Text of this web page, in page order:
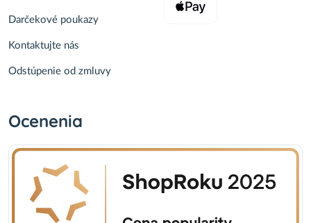
Darčekové poukazy
Kontaktujte nás
Odstúpenie od zmluvy
Ocenenia